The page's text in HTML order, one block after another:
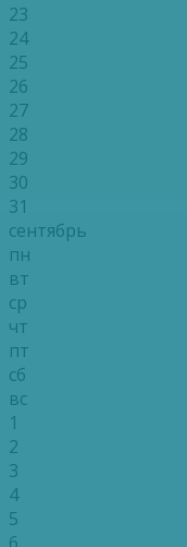
23
24
25
26
27
28
29
30
31
сентябрь
пн
вт
ср
чт
пт
сб
вс
1
2
3
4
5
6